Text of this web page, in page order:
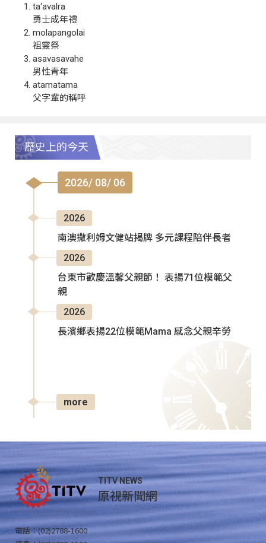
ta‘avalra
勇士成年禮
molapangolai
祖靈祭
asavasavahe
男性青年
atamatama
父字輩的稱呼
歷史上的今天
2026/ 08/ 06
2026
南澳撒利姆文健站揭牌 多元課程陪伴長者
2026
台東市歡慶溫馨父親節！ 表揚71位模範父
親
2026
長濱鄉表揚22位模範Mama 感念父親辛勞
more
TITV NEWS
原視新聞網
電話：(02)2788-1600